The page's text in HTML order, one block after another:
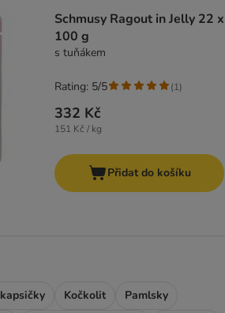
Schmusy Ragout in Jelly 22 x
100 g
s tuňákem
332 Kč
151 Kč / kg
Rating: 5/5 (1)
Přidat do košíku
Kočkolit
Pamlsky